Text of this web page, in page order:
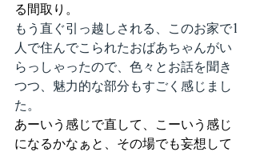
る間取り。
もう直ぐ引っ越しされる、このお家で1
人で住んでこられたおばあちゃんがい
らっしゃったので、色々とお話を聞き
つつ、魅力的な部分もすごく感じまし
た。
あーいう感じで直して、こーいう感じ
になるかなぁと、その場でも妄想して